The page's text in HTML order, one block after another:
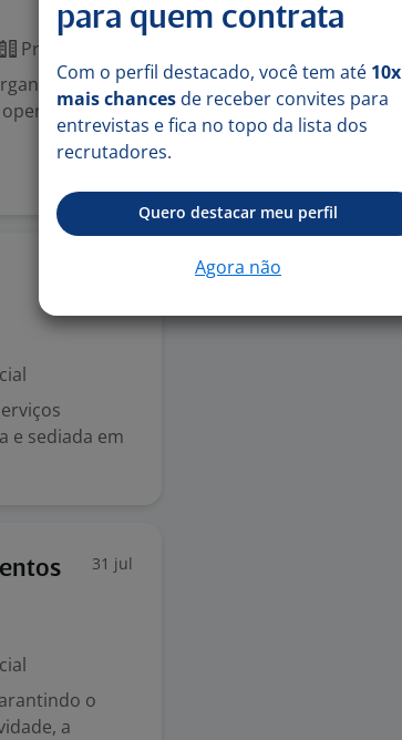
Presencial
e fo
ga
e sediada em
31 jul
o
a
para quem contrata
Com o perfil destacado, você tem até 10x
mais chances de receber convites para
entrevistas e fica no topo da lista dos
recrutadores.
Quero destacar meu perfil
Agora não